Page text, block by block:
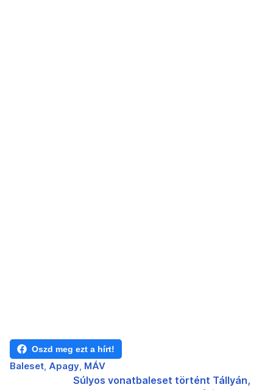
Oszd meg ezt a hírt!
Baleset Apagy MÁV
Súlyos vonatbaleset történt Tállyán,